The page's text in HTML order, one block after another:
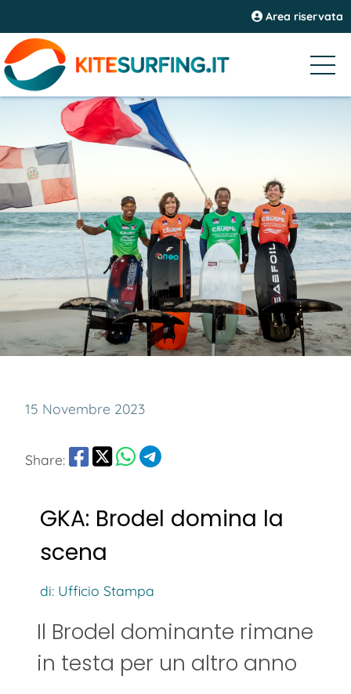
Area riservata
15 Novembre 2023
Share:
GKA: Brodel domina la
scena
di: Ufficio Stampa
Il Brodel dominante rimane
in testa per un altro anno